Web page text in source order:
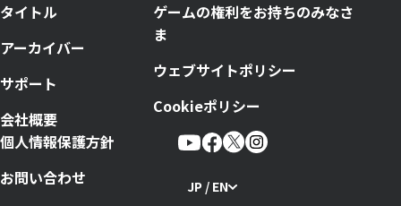
タイトル
アーカイバー
サポート
会社概要
ゲームの権利をお持ちのみなさ
ま
ウェブサイトポリシー
Cookieポリシー
個人情報保護方針
お問い合わせ
JP / EN